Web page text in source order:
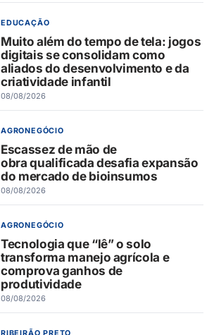
EDUCAÇÃO
Muito além do tempo de tela: jogos
digitais se consolidam como
aliados do desenvolvimento e da
criatividade infantil
08/08/2026
AGRONEGÓCIO
Escassez de mão de
obra qualificada desafia expansão
do mercado de bioinsumos
08/08/2026
AGRONEGÓCIO
Tecnologia que “lê” o solo
transforma manejo agrícola e
comprova ganhos de
produtividade
08/08/2026